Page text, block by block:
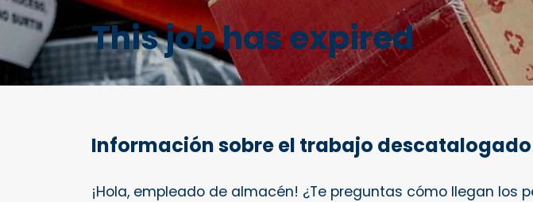
This job has expired
Información sobre el trabajo descatalogado
¡Hola, empleado de almacén! ¿Te preguntas cómo llegan los